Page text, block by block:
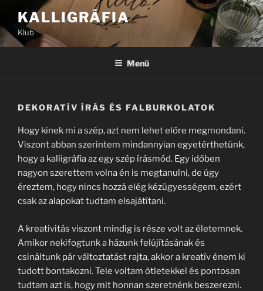
Tartalomhoz
KALLIGRÁFIA
Klub
Menü
DEKORATÍV ÍRÁS ÉS FALBURKOLATOK
Hogy kinek mi a szép, azt nem lehet előre megmondani.
Viszont abban szerintem mindannyian egyetérthetünk,
hogy a kalligráfia az egy szép írásmód. Egy időben
nagyon szerettem volna én is megtanulni, de úgy
éreztem, hogy nincs hozzá elég kézügyességem, ezért
csak az alapokat tudtam elsajátítani.
A kreativitás viszont mindig is része volt az életemnek.
Amikor nekifogtunk a házunk felújításának és
csináltunk pár változtatást rajta, akkor a kreatív énem ki
tudott bontakozni. Tele voltam ötletekkel és pontosan
tudtam azt is, hogy mit honnan szeretnénk beszerezni.